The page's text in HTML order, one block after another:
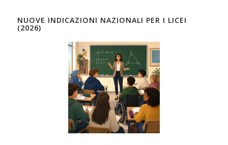
NUOVE INDICAZIONI NAZIONALI PER I LICEI
(2026)